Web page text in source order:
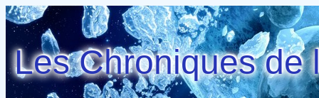
Les Chroniques de